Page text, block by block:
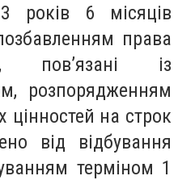
років 6 місяців
права
пов’язані із
розпорядженням
цінностей на строк
від відбування
терміном 1